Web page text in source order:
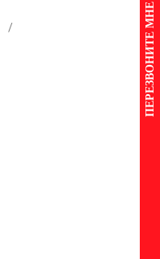
ПЕРЕЗВОНИТЕ МНЕ